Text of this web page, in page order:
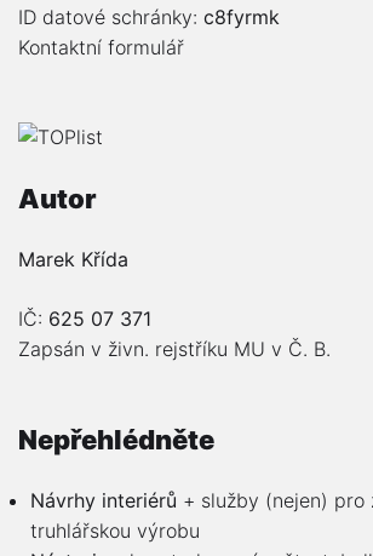
ID datové schránky: c8fyrmk
Kontaktní formulář
Autor
Marek Křída
IČ: 625 07 371
Zapsán v živn. rejstříku MU v Č. B.
Nepřehlédněte
Návrhy interiérů + služby (nejen) pro
truhlářskou výrobu